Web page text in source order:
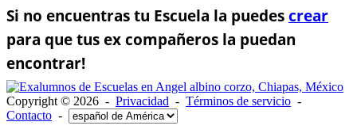
Si no encuentras tu Escuela la puedescrear
para que tus ex compañeros la puedan
encontrar!
Copyright © 2026 - Privacidad - Términos de servicio -
Contacto -